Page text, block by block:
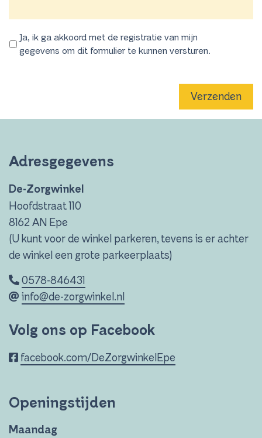
Ja, ik ga akkoord met de registratie van mijn
gegevens om dit formulier te kunnen versturen.
Verzenden
Adresgegevens
De-Zorgwinkel
Hoofdstraat 110
8162 AN Epe
(U kunt voor de winkel parkeren, tevens is er achter
de winkel een grote parkeerplaats)
0578-846431
info@de-zorgwinkel.nl
Volg ons op Facebook
facebook.com/DeZorgwinkelEpe
Openingstijden
Maandag